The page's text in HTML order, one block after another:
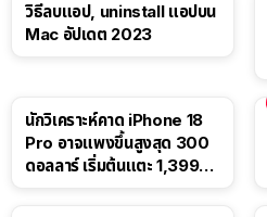
วิธีลบแอป, uninstall แอปบน
Mac อัปเดต 2023
นักวิเคราะห์คาด iPhone 18
Pro อาจแพงขึ้นสูงสุด 300
ดอลลาร์ เริ่มต้นแตะ 1,399